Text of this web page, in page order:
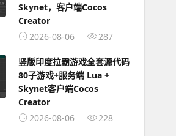
Skynet，客户端Cocos
Creator
2026-08-06
287
竖版印度拉霸游戏全套源代码
80子游戏+服务端 Lua +
Skynet客户端Cocos
Creator
2026-08-06
228